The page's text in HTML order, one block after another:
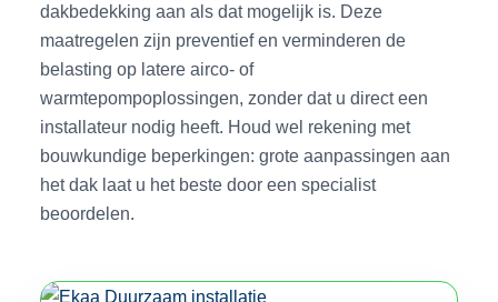
dakbedekking aan als dat mogelijk is. Deze
maatregelen zijn preventief en verminderen de
belasting op latere airco- of
warmtepompoplossingen, zonder dat u direct een
installateur nodig heeft. Houd wel rekening met
bouwkundige beperkingen: grote aanpassingen aan
het dak laat u het beste door een specialist
beoordelen.